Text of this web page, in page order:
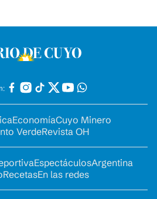
EconomíaCuyo Minero
VerdeRevista OH
EspectáculosArgentina
RecetasEn las redes